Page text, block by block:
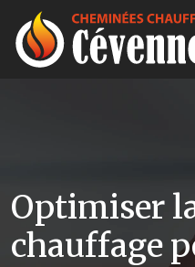
Optimiser
chauffage